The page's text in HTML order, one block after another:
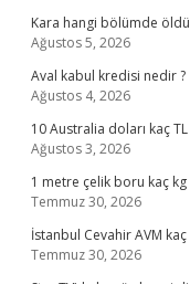
Kara hangi bölümde
Ağustos 5, 2026
Aval kabul kredisi nedir ?
Ağustos 4, 2026
10 Australia doları kaç TL
Ağustos 3, 2026
1 metre çelik boru kaç kg
Temmuz 30, 2026
İstanbul Cevahir AVM
Temmuz 30, 2026